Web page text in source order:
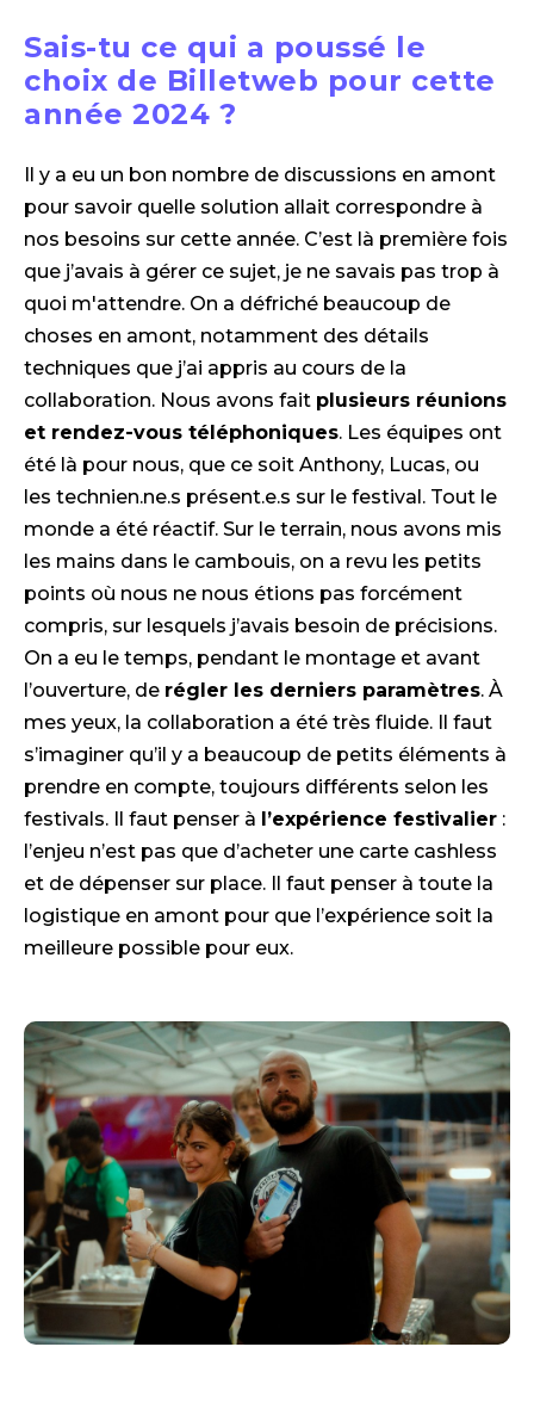
Sais-tu ce qui a poussé le
choix de Billetweb pour cette
année 2024 ?
Il y a eu un bon nombre de discussions en amont
pour savoir quelle solution allait correspondre à
nos besoins sur cette année. C’est là première fois
que j’avais à gérer ce sujet, je ne savais pas trop à
quoi m'attendre. On a défriché beaucoup de
choses en amont, notamment des détails
techniques que j’ai appris au cours de la
collaboration. Nous avons fait plusieurs réunions
et rendez-vous téléphoniques. Les équipes ont
été là pour nous, que ce soit Anthony, Lucas, ou
les technien.ne.s présent.e.s sur le festival. Tout le
monde a été réactif. Sur le terrain, nous avons mis
les mains dans le cambouis, on a revu les petits
points où nous ne nous étions pas forcément
compris, sur lesquels j’avais besoin de précisions.
On a eu le temps, pendant le montage et avant
l’ouverture, de régler les derniers paramètres. À
mes yeux, la collaboration a été très fluide. Il faut
s’imaginer qu’il y a beaucoup de petits éléments à
prendre en compte, toujours différents selon les
festivals. Il faut penser à l’expérience festivalier :
l’enjeu n’est pas que d’acheter une carte cashless
et de dépenser sur place. Il faut penser à toute la
logistique en amont pour que l’expérience soit la
meilleure possible pour eux.